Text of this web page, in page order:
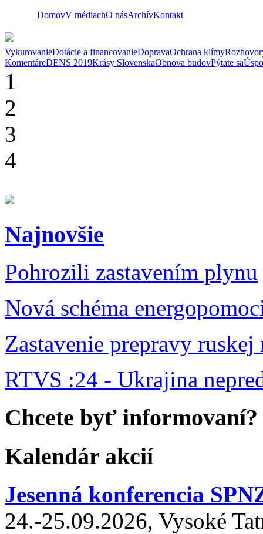
DomovV médiachO násArchívKontakt
VykurovanieDotácie a financovanieDopravaOchrana klímy
KomentáreDENS 2019Krásy SlovenskaObnova budovPýtate sa
1
2
3
4
Najnovšie
Pohrozili zastavením plynu
Nová schéma
Zastavenie prepravy
RTVS :24 - Ukrajina
Chcete byť informovaní?
Kalendár akcií
Jesenná konferencia
24.-25.09.2026, Vysoké